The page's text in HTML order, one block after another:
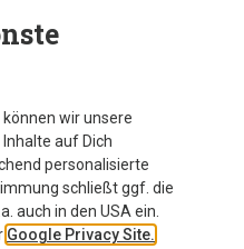
können wir unsere
auf Dich
personalisierte
schließt ggf. die
auch in den USA ein.
Google Privacy Site.